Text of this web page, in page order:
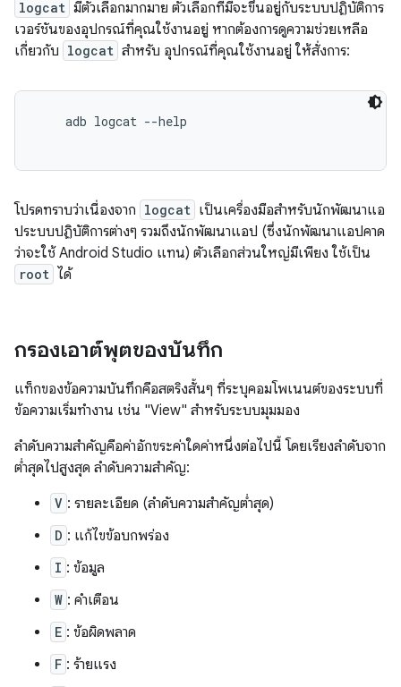
logcat มีตัวเลือกมากมาย ตัวเลือกที่มีจะขึ้นอยู่กับระบบปฏิบัติการ
เวอร์ชันของอุปกรณ์ที่คุณใช้งานอยู่ หากต้องการดูความช่วยเหลือ
เกี่ยวกับ logcat สำหรับ อุปกรณ์ที่คุณใช้งานอยู่ ให้สั่งการ:
    adb logcat --help
โปรดทราบว่าเนื่องจาก logcat เป็นเครื่องมือสำหรับนักพัฒนาแอ
ประบบปฏิบัติการต่างๆ รวมถึงนักพัฒนาแอป (ซึ่งนักพัฒนาแอปคาด
ว่าจะใช้ Android Studio แทน) ตัวเลือกส่วนใหญ่มีเพียง ใช้เป็น
root ได้
กรองเอาต์พุตของบันทึก
แท็กของข้อความบันทึกคือสตริงสั้นๆ ที่ระบุคอมโพเนนต์ของระบบที่
ข้อความเริ่มทำงาน เช่น "View" สำหรับระบบมุมมอง
ลำดับความสำคัญคือค่าอักขระค่าใดค่าหนึ่งต่อไปนี้ โดยเรียงลำดับจาก
ต่ำสุดไปสูงสุด ลำดับความสำคัญ:
V : รายละเอียด (ลำดับความสำคัญต่ำสุด)
D : แก้ไขข้อบกพร่อง
I : ข้อมูล
W : คำเตือน
E : ข้อผิดพลาด
F : ร้ายแรง